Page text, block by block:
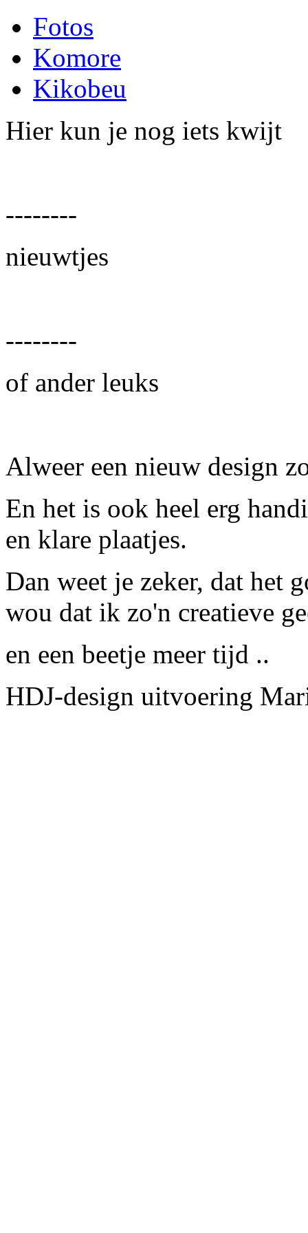
Fotos
Komore
Kikobeu
Hier kun je nog iets kwijt
--------
nieuwtjes
--------
of ander leuks
Alweer een nieuw design
En het is ook heel erg
en klare plaatjes.
Dan weet je zeker, dat het
wou dat ik zo'n creatieve
en een beetje meer tijd ..
HDJ-design uitvoering